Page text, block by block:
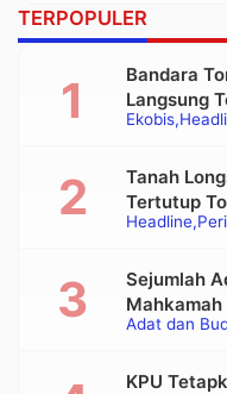
TERPOPULER
Ekobis
Bandara
Langsung
Headline
Tanah
Tertutup
Adat dan
Sejumlah
Alat Berat
KPU